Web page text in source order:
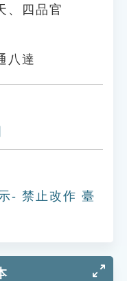
、四品官
八達
- 禁止改作 臺